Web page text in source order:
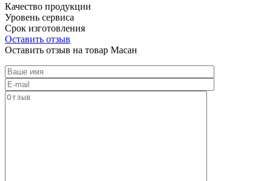
Качество продукции
Уровень сервиса
Срок изготовления
Оставить отзыв
Оставить отзыв на товар Масан